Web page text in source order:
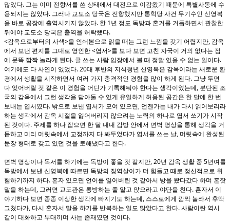
많았다. 그는 이미 전향서를 쓴 상태에서 대전으로 이감왔기 때문에 특별사동에 수
용되지는 않았다. 그러나 교도소 당국은 전향했지만 통혁당 사건 무기수인 신영복
을 바로 공장에 출역시키지 않았다. 한 1 년 정도 독방과 혼거를 거듭하면서 관찰한
뒤에야 교도소 당국은 출역을 허락했다.
<감옥으로부터의 사색>을 인쇄본으로 읽을 때는 그런 느낌을 갖기 어렵지만, 감옥
에서 보낸 편지를 그대로 영인한 <엽서>를 보다 보면 고친 자국이 거의 없다는 점
에 문뜩 깜짝 놀라게 된다. 글 쓰는 사람 입장에서 볼 때 정말 있을 수 없는 일이다.
여기에도 다 사연이 있었다. 20대 후반의 지식청년 신영복은 감옥이라는 새로운 환
경에서 생활을 시작하면서 여러 가지 충격적인 경험을 많이 하게 된다. 그냥 두면
다 잊어버릴 것 같은 이 경험을 어딘가 기록해둬야 한다는 생각이었는데 , 분단된 조
국의 감옥에서 그런 생각을 담아둘 수 있게 유일하게 허용된 공간은 한 달에 한 번
보내는 엽서였다. 밖으로 보낸 엽서가 모여 있으면 , 언젠가는 내가 다시 읽어보리라
하는 생각에서 감옥 시절을 잃어버리지 않으려는 노력의 하나로 엽서 쓰기가 시작
된 것이다. 주제를 하나 잡으면 한 달 내내 감방 안에서 면벽 명상을 통해 생각을 거
듭하고 미리 머릿속에서 교정까지 다 봐두었다가 엽서를 쓰는 날, 머릿속에 완성된
문장 형태로 갖고 있던 것을 토해냈다고 한다.
면벽 명상이나 독서를 하기에는 독방이 좋을 것 같지만, 20년 감옥 생활 중 5년여를
독방에서 보낸 신영복에 따르면 독방의 징역살이가 더 힘들고 때로 정신적으로 위
험하기까지 하다. 혼자 있으면 언어를 잃어버린 것 같아서 방을 왔다갔다 하며 혼잣
말을 하는데 , 그러면 교도관은 통방하는 줄 알고 앉으라고 야단을 친다. 혼자서 이
야기하다 보면 종종 이상한 생각에 빠지기도 하는데 , 스스로에게 깜짝 놀라서 후딱
그쳤다가, 다시 혼자서 말을 하기를 반복하는 일도 많았다고 한다. 사람이란 역시
같이 대화하고 부대끼며 사는 존재였던 것이다.